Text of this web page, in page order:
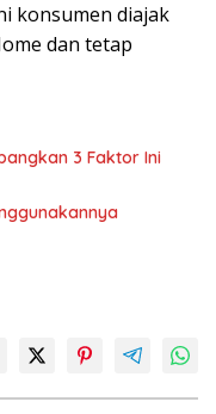
konsumen diajak
dan tetap
3 Faktor Ini